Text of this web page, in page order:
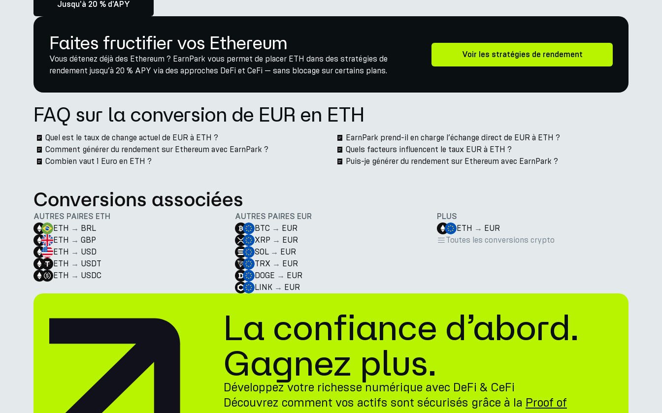
Jusqu'à 20 % d'APY
Faites fructifier vos Ethereum
Vous détenez déjà des Ethereum ? EarnPark vous permet de placer ETH dans des stratégies de
rendement jusqu’à 20 % APY via des approches DeFi et CeFi — sans blocage sur certains plans.
Voir les stratégies de rendement
FAQ sur la conversion de EUR en ETH
Quel est le taux de change actuel de EUR à ETH ?
Comment générer du rendement sur Ethereum avec EarnPark ?
Combien vaut 1 Euro en ETH ?
EarnPark prend-il en charge l’échange direct de EUR à ETH ?
Quels facteurs influencent le taux EUR à ETH ?
Puis-je générer du rendement sur Ethereum avec EarnPark ?
Conversions associées
AUTRES PAIRES ETH
ETH → BRL
ETH → GBP
ETH → USD
ETH → USDT
ETH → USDC
AUTRES PAIRES EUR
BTC → EUR
XRP → EUR
SOL → EUR
TRX → EUR
DOGE → EUR
LINK → EUR
PLUS
ETH → EUR
Toutes les conversions crypto
La confiance d’abord.
Gagnez plus.
Développez votre richesse numérique avec DeFi & CeFi
Découvrez comment vos actifs sont sécurisés grâce à la Proof of